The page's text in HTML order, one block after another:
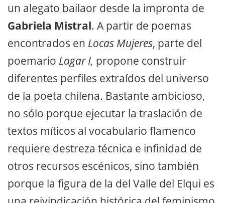
un alegato bailaor desde la impronta de
Gabriela Mistral. A partir de poemas
encontrados en Locas Mujeres, parte del
poemario Lagar I, propone construir
diferentes perfiles extraídos del universo
de la poeta chilena. Bastante ambicioso,
no sólo porque ejecutar la traslación de
textos míticos al vocabulario flamenco
requiere destreza técnica e infinidad de
otros recursos escénicos, sino también
porque la figura de la del Valle del Elqui es